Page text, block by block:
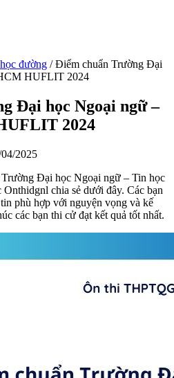
đường /Điểm chuẩn Trường Đại
HUFLIT 2024
Đại học Ngoại ngữ –
2024
2025
Đại học Ngoại ngữ – Tin học
chia sẻ dưới đây. Các bạn
phù hợp với nguyện vọng và kế
các bạn thi cử đạt kết quả tốt nhất.